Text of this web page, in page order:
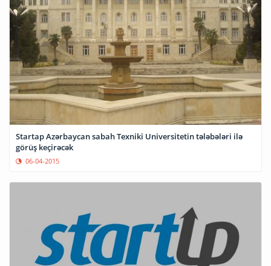
Startap Azərbaycan sabah Texniki Universitetin tələbələri ilə
görüş keçirəcək
06-04-2015